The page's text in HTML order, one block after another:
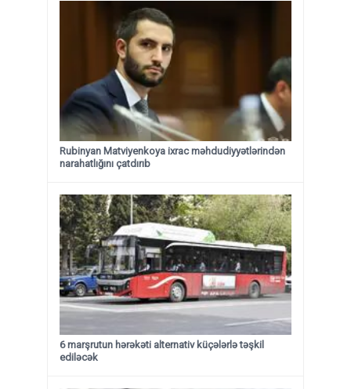
Rubinyan Matviyenkoya ixrac məhdudiyyətlərindən
narahatlığını çatdırıb
6 marşrutun hərəkəti alternativ küçələrlə təşkil
ediləcək